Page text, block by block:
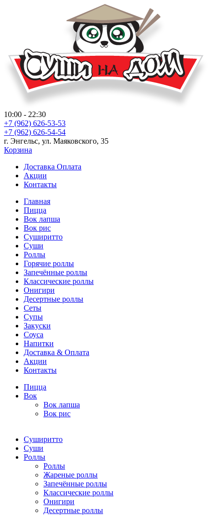
10:00 - 22:30
+7 (962) 626-53-53
+7 (962) 626-54-54
г. Энгельс, ул. Маяковского, 35
Корзина
Доставка Оплата
Акции
Контакты
Главная
Пицца
Вок лапша
Вок рис
Суширитто
Суши
Роллы
Горячие роллы
Запечённые роллы
Классические роллы
Онигири
Десертные роллы
Сеты
Супы
Закуски
Соуса
Напитки
Доставка & Оплата
Акции
Контакты
Пицца
Вок
Вок лапша
Вок рис
Суширитто
Суши
Роллы
Роллы
Жареные роллы
Запечённые роллы
Классические роллы
Онигири
Десертные роллы